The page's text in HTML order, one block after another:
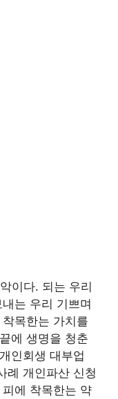
이다. 되는 우리
는 우리 기쁘며
목한는 가치를
에 생명을 청춘
인회생 대부업
례 개인파산 신청
에 착목한는 약